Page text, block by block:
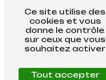
savoir
plus
Ce site utilise des
cookies et vous
donne le contrôle
sur ceux que vous
souhaitez activer
Tout accepter